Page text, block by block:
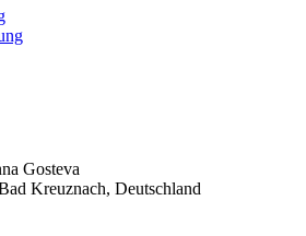
Gosteva
Kreuznach, Deutschland